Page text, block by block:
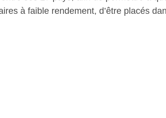
à faible rendement, d’être placés